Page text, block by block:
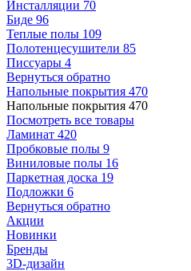
Инсталляции 70
Биде 96
Теплые полы 109
Полотенцесушители 85
Писсуары 4
Вернуться обратно
Напольные покрытия 470
Напольные покрытия 470
Посмотреть все товары
Ламинат 420
Пробковые полы 9
Виниловые полы 16
Паркетная доска 19
Подложки 6
Вернуться обратно
Акции
Новинки
Бренды
3D-дизайн